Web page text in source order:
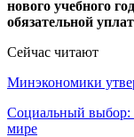
нового учебного
обязательной
Сейчас читают
Минэкономики
Социальный выбор:
мире